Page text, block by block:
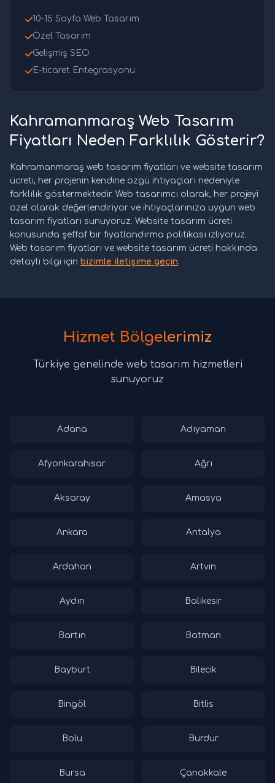
10-15 Sayfa Web Tasarım
Özel Tasarım
Gelişmiş SEO
E-ticaret Entegrasyonu
Kahramanmaraş Web Tasarım
Fiyatları Neden Farklılık Gösterir?
Kahramanmaraş web tasarım fiyatları ve website tasarım
ücreti, her projenin kendine özgü ihtiyaçları nedeniyle
farklılık göstermektedir. Web tasarımcı olarak, her projeyi
özel olarak değerlendiriyor ve ihtiyaçlarınıza uygun web
tasarım fiyatları sunuyoruz. Website tasarım ücreti
konusunda şeffaf bir fiyatlandırma politikası izliyoruz.
Web tasarım fiyatları ve website tasarım ücreti hakkında
detaylı bilgi için bizimle iletişime geçin.
Hizmet Bölgelerimiz
Türkiye genelinde web tasarım hizmetleri
sunuyoruz
Adana Adıyaman
Afyonkarahisar Ağrı
Aksaray Amasya
Ankara Antalya
Ardahan Artvin
Aydın Balıkesir
Bartın Batman
Bayburt Bilecik
Bingöl Bitlis
Bolu Burdur
Bursa Çanakkale